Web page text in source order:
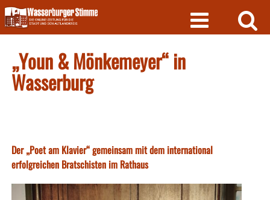
Skip
to
content
„Youn & Mönkemeyer“ in
Wasserburg
Der „Poet am Klavier“ gemeinsam mit dem international
erfolgreichen Bratschisten im Rathaus